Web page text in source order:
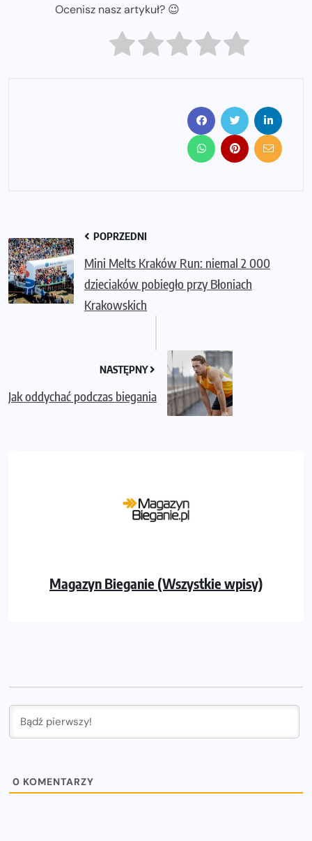
Ocenisz nasz artykuł? 😉
POPRZEDNI
Mini Melts Kraków Run: niemal 2 000
dzieciaków pobiegło przy Błoniach
Krakowskich
NASTĘPNY
Jak oddychać podczas biegania
Magazyn Bieganie (Wszystkie wpisy)
0 KOMENTARZY